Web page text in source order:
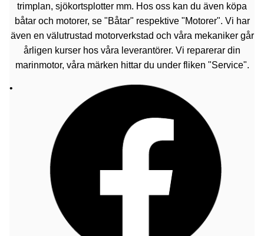
trimplan, sjökortsplotter mm. Hos oss kan du även köpa
båtar och motorer, se "Båtar" respektive "Motorer". Vi har
även en välutrustad motorverkstad och våra mekaniker går
årligen kurser hos våra leverantörer. Vi reparerar din
marinmotor, våra märken hittar du under fliken "Service".